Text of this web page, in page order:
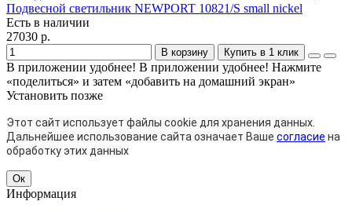
Подвесной светильник NEWPORT 10821/S small nickel
Есть в наличии
27030 р.
В корзину Купить в 1 клик
В приложении удобнее! В приложении удобнее! Нажмите
«поделиться» и затем «добавить на домашний экран»
Установить позже
Этот сайт использует файлы cookie для хранения данных.
Дальнейшее использование сайта означает Ваше согласие на
обработку этих данных
Ок
Информация